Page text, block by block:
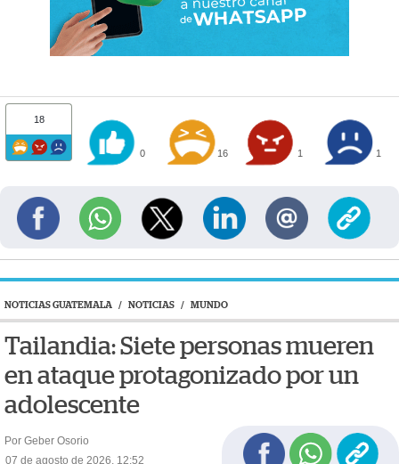
18
0 16 1 1
NOTICIAS GUATEMALA / NOTICIAS / MUNDO
Tailandia: Siete personas mueren
en ataque protagonizado por un
adolescente
Por Geber Osorio
07 de agosto de 2026, 12:52